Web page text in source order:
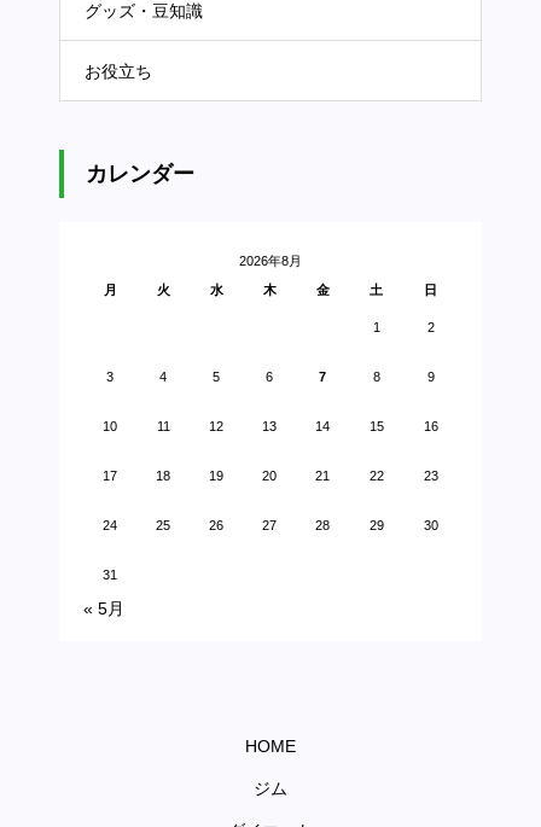
グッズ・豆知識
お役立ち
カレンダー
2026年8月
月
火 水 木 金 土 日
1 2
3 4 5 6 7 8 9
10 11 12 13 14 15 16
17 18 19 20 21 22 23
24 25 26 27 28 29 30
31
« 5月
HOME
ジム